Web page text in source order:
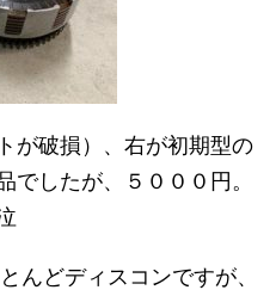
が破損）、右が初期型の
でしたが、５０００円。
んどディスコンですが、